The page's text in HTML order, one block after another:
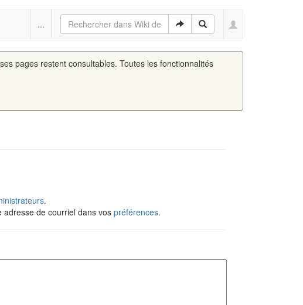
...
pages restent consultables. Toutes les fonctionnalités
.
de courriel dans vos préférences.